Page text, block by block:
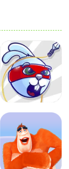
Coordenação
Motora
Rabbit
Samurai